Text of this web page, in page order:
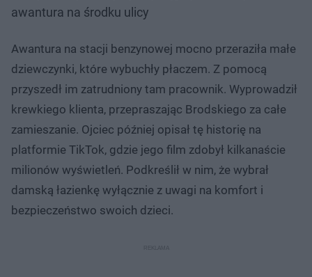
awantura na środku ulicy
Awantura na stacji benzynowej mocno przeraziła małe
dziewczynki, które wybuchły płaczem. Z pomocą
przyszedł im zatrudniony tam pracownik. Wyprowadził
krewkiego klienta, przepraszając Brodskiego za całe
zamieszanie. Ojciec później opisał tę historię na
platformie TikTok, gdzie jego film zdobył kilkanaście
milionów wyświetleń. Podkreślił w nim, że wybrał
damską łazienkę wyłącznie z uwagi na komfort i
bezpieczeństwo swoich dzieci.